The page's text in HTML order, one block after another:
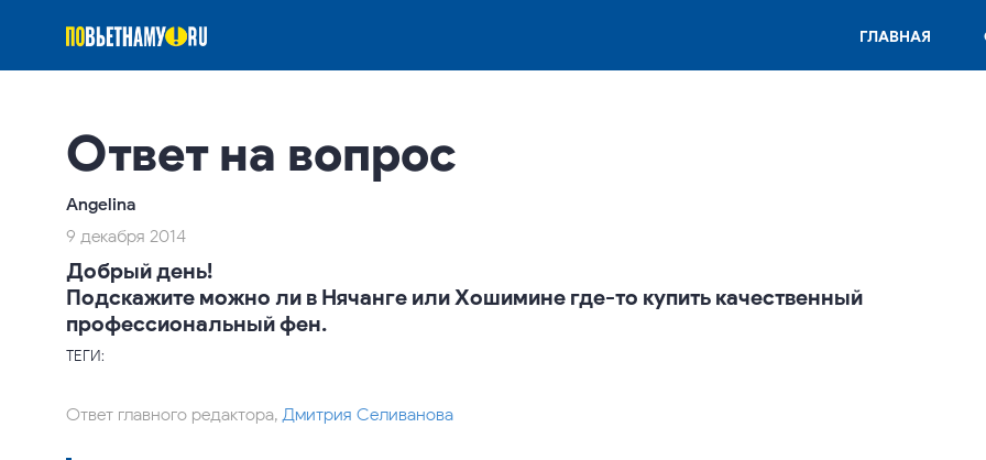
ГЛАВНАЯ
Ответ на вопрос
Angelina
9 декабря 2014
Добрый день!
Подскажите можно ли в Нячанге или Хошимине где-то купить качественный
профессиональный фен.
ТЕГИ:
Ответ главного редактора, Дмитрия Селиванова